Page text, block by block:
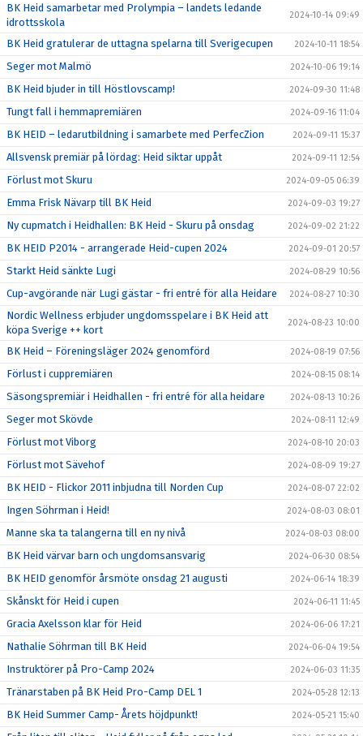
BK Heid samarbetar med Prolympia – landets ledande
idrottsskola
2024-10-14 09:49
BK Heid gratulerar de uttagna spelarna till Sverigecupen 2024-10-11 18:54
Seger mot Malmö 2024-10-06 19:14
BK Heid bjuder in till Höstlovscamp! 2024-09-30 11:48
Tungt fall i hemmapremiären 2024-09-16 11:04
BK HEID – ledarutbildning i samarbete med PerfecZion 2024-09-11 15:37
Allsvensk premiär på lördag: Heid siktar uppåt 2024-09-11 12:54
Förlust mot Skuru 2024-09-05 06:39
Emma Frisk Nävarp till BK Heid 2024-09-03 19:27
Ny cupmatch i Heidhallen: BK Heid - Skuru på onsdag 2024-09-02 21:22
BK HEID P2014 - arrangerade Heid-cupen 2024 2024-09-01 20:57
Starkt Heid sänkte Lugi 2024-08-29 10:56
Cup-avgörande när Lugi gästar - fri entré för alla Heidare 2024-08-27 10:30
Nordic Wellness erbjuder ungdomsspelare i BK Heid att
köpa Sverige ++ kort
2024-08-23 10:00
BK Heid – Föreningsläger 2024 genomförd 2024-08-19 07:56
Förlust i cuppremiären 2024-08-15 08:14
Säsongspremiär i Heidhallen - fri entré för alla heidare 2024-08-13 10:26
Seger mot Skövde 2024-08-11 12:49
Förlust mot Viborg 2024-08-10 20:03
Förlust mot Sävehof 2024-08-09 19:27
BK HEID - Flickor 2011 inbjudna till Norden Cup 2024-08-07 22:02
Ingen Söhrman i Heid! 2024-08-03 08:01
Manne ska ta talangerna till en ny nivå 2024-08-03 08:00
BK Heid värvar barn och ungdomsansvarig 2024-06-30 08:54
BK HEID genomför årsmöte onsdag 21 augusti 2024-06-14 18:39
Skånskt för Heid i cupen 2024-06-11 11:45
Gracia Axelsson klar för Heid 2024-06-06 17:21
Nathalie Söhrman till BK Heid 2024-06-04 19:54
Instruktörer på Pro-Camp 2024 2024-06-03 11:35
Tränarstaben på BK Heid Pro-Camp DEL 1 2024-05-28 12:13
BK Heid Summer Camp- Årets höjdpunkt! 2024-05-21 15:40